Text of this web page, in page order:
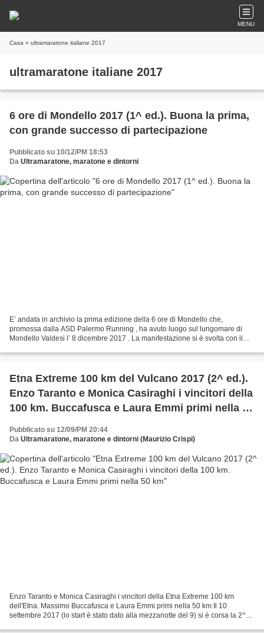
MENU
Casa » ultramaratone italiane 2017
ultramaratone italiane 2017
6 ore di Mondello 2017 (1^ ed.). Buona la prima,
con grande successo di partecipazione
Pubblicato su 10/12/PM 18:53
Da Ultramaratone, maratone e dintorni
E’ andata in archivio la prima edizione della 6 ore di Mondello che,
promossa dalla ASD Palermo Running , ha avuto luogo sul lungomare di
Mondello Valdesi l’ 8 dicembre 2017 . La manifestazione si è svolta con il
Etna Extreme 100 km del Vulcano 2017 (2^ ed.).
Enzo Taranto e Monica Casiraghi i vincitori della
100 km. Buccafusca e Laura Emmi primi nella 50
Pubblicato su 12/09/PM 20:44
Da Ultramaratone, maratone e dintorni (Maurizio Crispi)
Enzo Taranto e Monica Casiraghi i vincitori della Etna Extreme 100 km
dell'Etna. Massimo Buccafusca e Laura Emmi primi nella 50 km Il 10
settembre 2017 (lo start è stato dato alla mezzanotte del 9) si è corsa la 2^